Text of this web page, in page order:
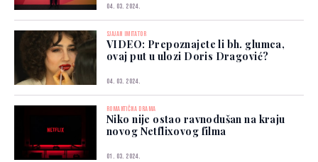
04. 03. 2024.
SJAJAN IMITATOR
VIDEO: Prepoznajete li bh. glumca,
ovaj put u ulozi Doris Dragović?
04. 03. 2024.
ROMANTIČNA DRAMA
Niko nije ostao ravnodušan na kraju
novog Netflixovog filma
01. 03. 2024.